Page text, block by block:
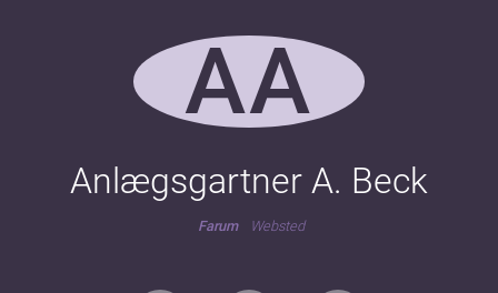
AA
Anlægsgartner A. Beck
Farum Websted